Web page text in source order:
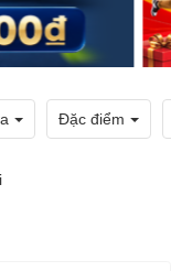
Đặc điểm